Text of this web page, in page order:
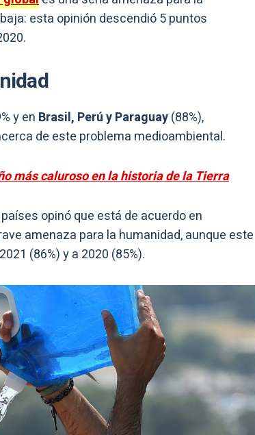
esta opinión descendió 5 puntos
y en Brasil, Perú y Paraguay(88%),
de este problema medioambiental.
más caluroso en la historia de la Tierra
opinó que está de acuerdo en
amenaza para la humanidad, aunque este
(86%) y a 2020 (85%).